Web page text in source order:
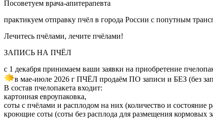
Посоветуем врача-апитерапевта
практикуем отправку пчёл в города России с попутным
Лечитесь пчёлами, лечите пчёлами!
ЗАПИСЬ НА ПЧЁЛ
с 1 декабря принимаем ваши заявки на приобретение
в мае-июле 2026 г ПЧЁЛ продаём ПО записи и БЕЗ (без
В состав пчелопакета входит:
картонная евроупаковка,
соты с пчёлами и расплодом на них (количество и состояние
кроющие соты (соты без расплода для размещения кормовых